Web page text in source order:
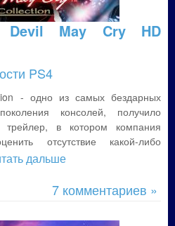
Devil May Cry HD
PS4
- одно из самых бездарных
консолей, получило
трейлер, в котором компания
отсутствие какой-либо
дальше
7 комментариев »